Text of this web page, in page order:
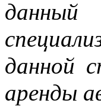
данной
аренды